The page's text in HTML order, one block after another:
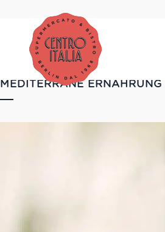
MEDITERRANE ERNÄHRUNG